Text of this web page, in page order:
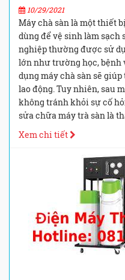
10/29/2021
Máy chà sàn là một thiết
dùng để vệ sinh làm sạch
nghiệp thường được sử
lớn như trường học, bệnh
dụng máy chà sàn sẽ
lao động. Tuy nhiên, sau
không tránh khỏi sự cố
sửa chữa máy trà sàn là
Xem chi tiết